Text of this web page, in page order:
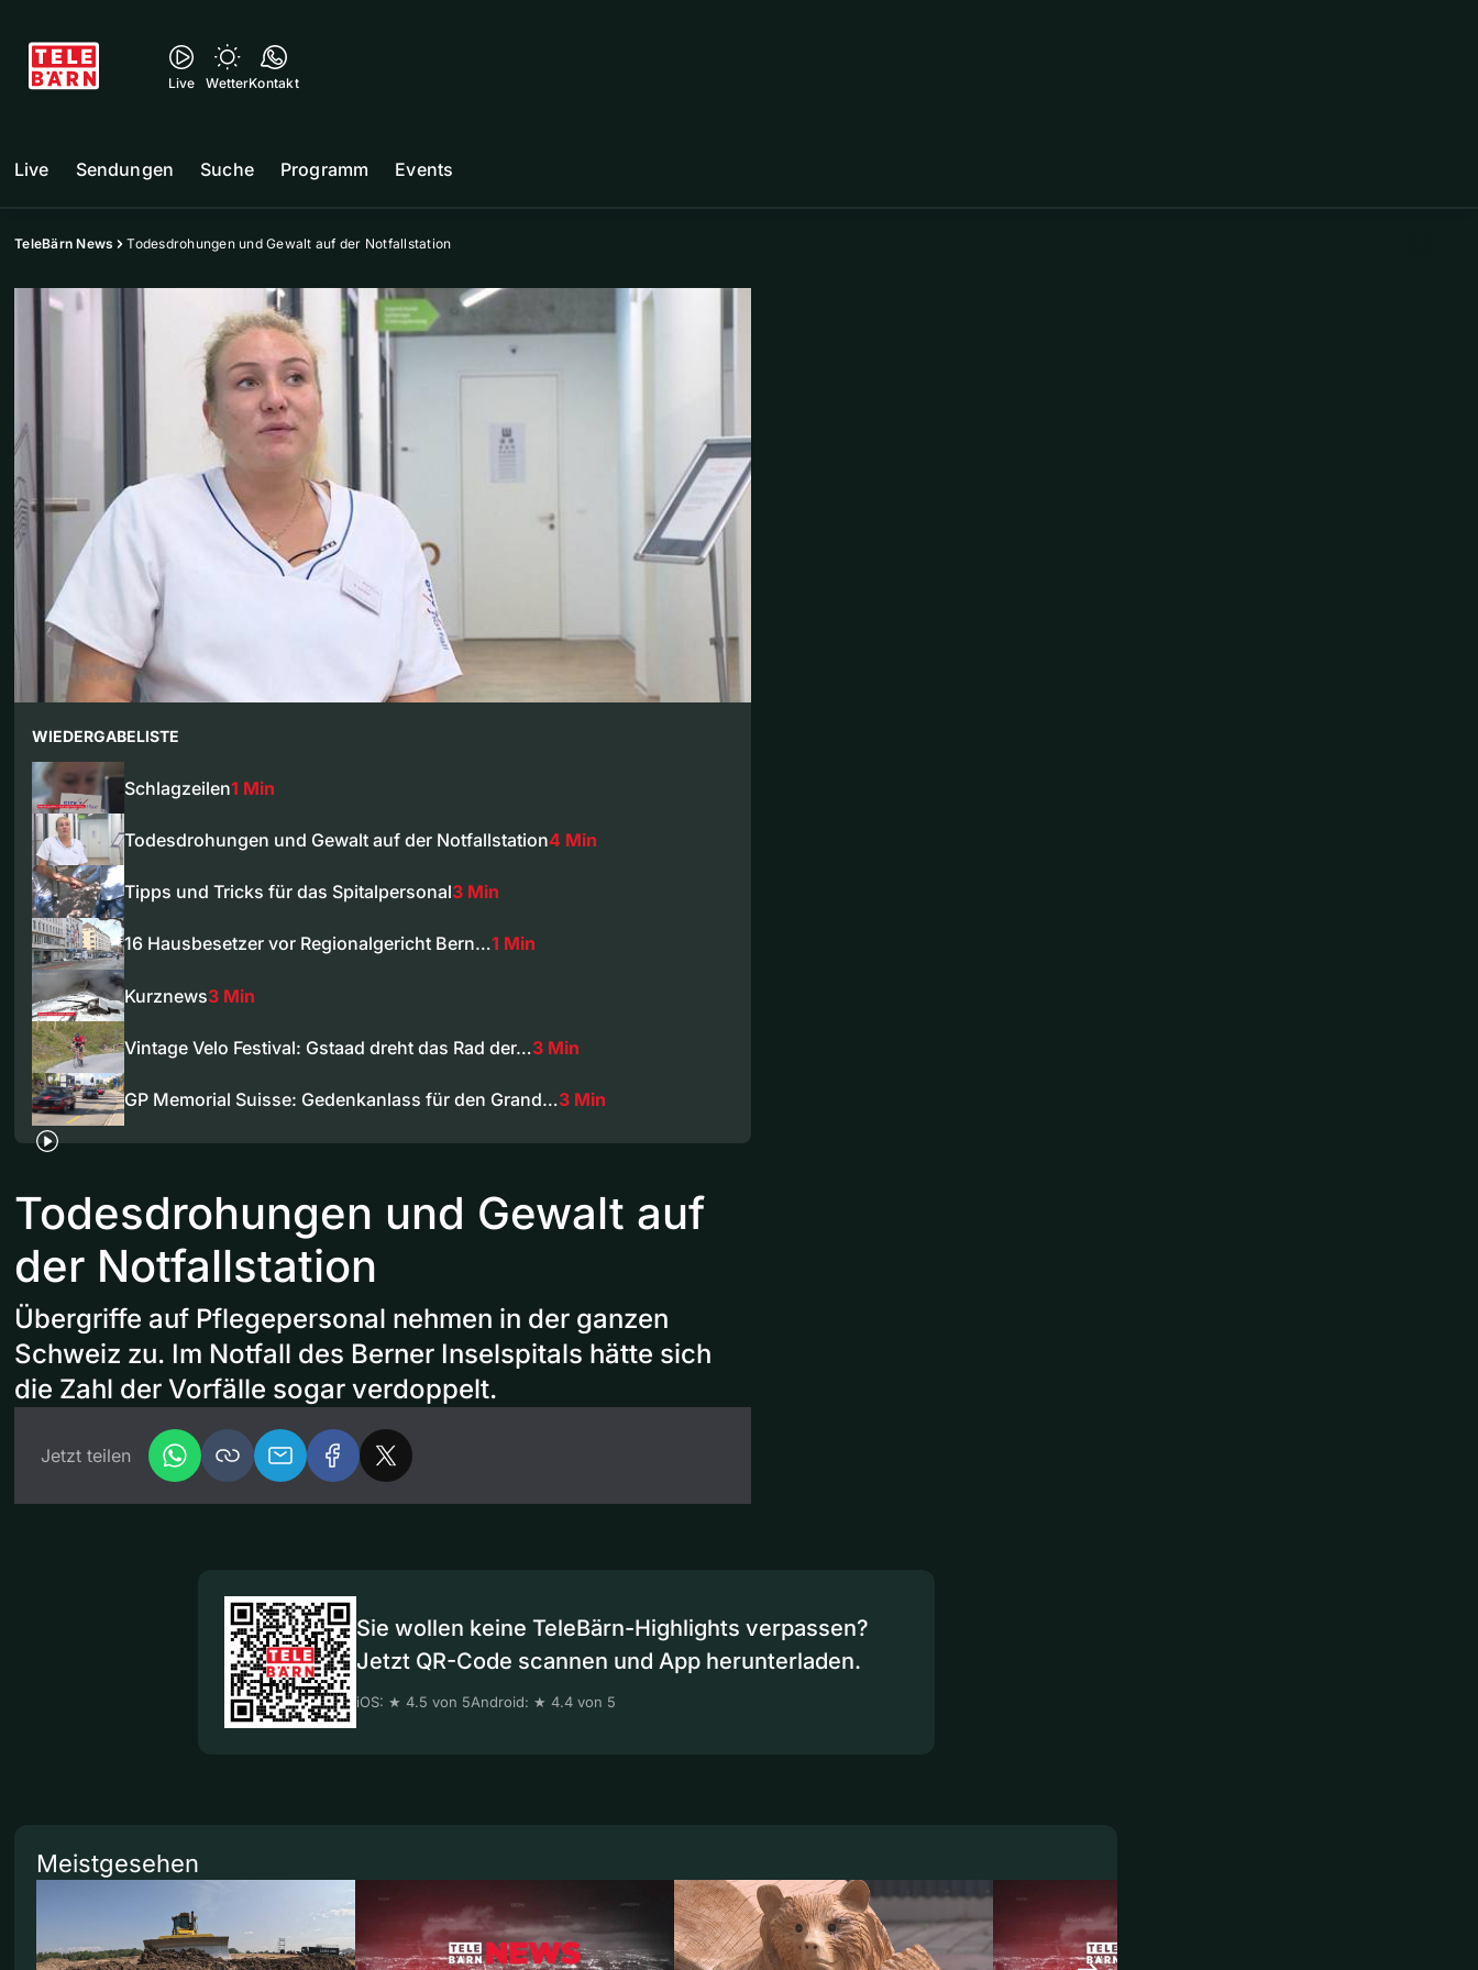
Live WetterKontakt
Live Sendungen Suche Programm Events
TeleBärn News Todesdrohungen und Gewalt auf der Notfallstation
WIEDERGABELISTE
Schlagzeilen1 Min
Todesdrohungen und Gewalt auf der Notfallstation4 Min
Tipps und Tricks für das Spitalpersonal3 Min
16 Hausbesetzer vor Regionalgericht Bern…1 Min
Kurznews3 Min
Vintage Velo Festival: Gstaad dreht das Rad der…3 Min
GP Memorial Suisse: Gedenkanlass für den Grand…3 Min
Todesdrohungen und Gewalt auf
der Notfallstation
Übergriffe auf Pflegepersonal nehmen in der ganzen
Schweiz zu. Im Notfall des Berner Inselspitals hätte sich
die Zahl der Vorfälle sogar verdoppelt.
Jetzt teilen
Sie wollen keine TeleBärn-Highlights verpassen?
Jetzt QR-Code scannen und App herunterladen.
iOS: ★ 4.5 von 5Android: ★ 4.4 von 5
Meistgesehen